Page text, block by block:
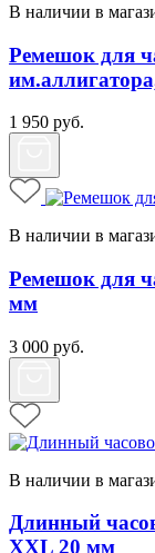
В наличии в
Ремешок для
1 950 руб.
В наличии в
Ремешок для
мм
3 000 руб.
В наличии в
Длинный
XXL 20 мм